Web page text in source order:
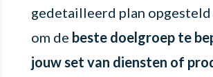
gedetailleerd plan
om de beste doelgroep te
jouw set van diensten of